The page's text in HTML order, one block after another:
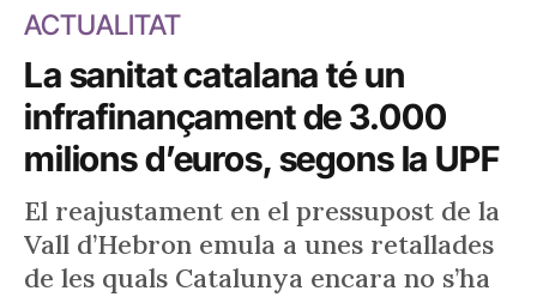
ACTUALITAT
La sanitat catalana té un
infrafinançament de 3.000
milions d’euros, segons la UPF
El reajustament en el pressupost de la
Vall d’Hebron emula a unes retallades
de les quals Catalunya encara no s’ha